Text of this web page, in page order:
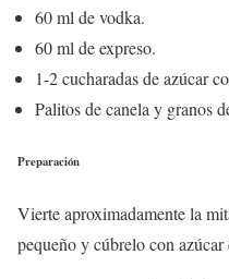
60 ml de vodka.
60 ml de expreso.
1-2 cucharadas de azúcar
Palitos de canela y granos
Preparación
Vierte aproximadamente la
pequeño y cúbrelo con azúcar